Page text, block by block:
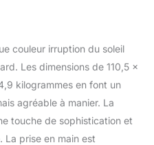
couleur irruption du soleil
Les dimensions de 110,5 x
kilogrammes en font un
agréable à manier. La
touche de sophistication et
La prise en main est